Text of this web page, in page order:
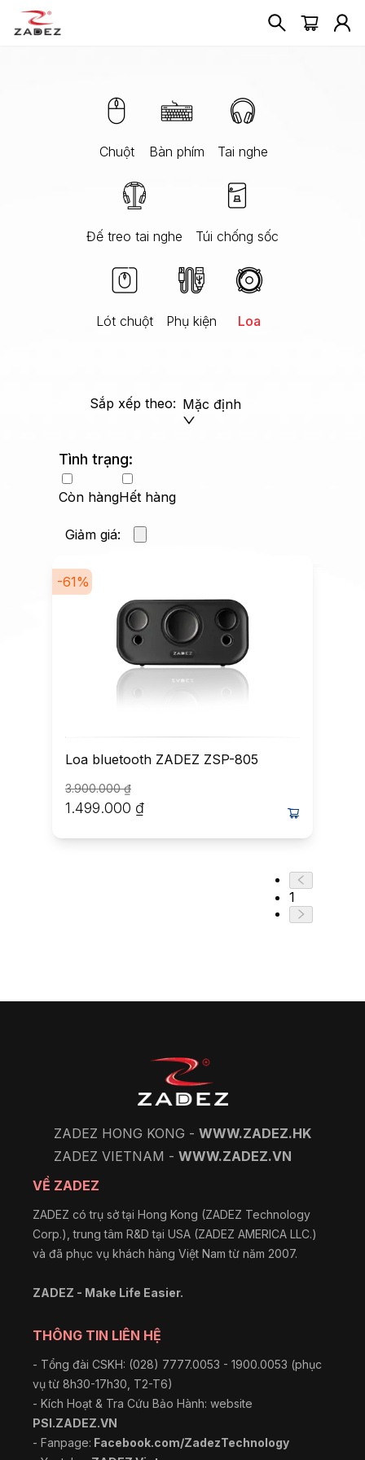
Chuột Bàn phím Tai nghe
Đế treo tai nghe Túi chống sốc
Lót chuột Phụ kiện Loa
Sắp xếp theo: Mặc định
Tình trạng:
Còn hàngHết hàng
Giảm giá:
-61%
Loa bluetooth ZADEZ ZSP-805
3.900.000₫
1.499.000 ₫
1
ZADEZ HONG KONG - WWW.ZADEZ.HK
ZADEZ VIETNAM - WWW.ZADEZ.VN
VỀ ZADEZ
ZADEZ có trụ sở tại Hong Kong (ZADEZ Technology
Corp.), trung tâm R&D tại USA (ZADEZ AMERICA LLC.)
và đã phục vụ khách hàng Việt Nam từ năm 2007.
ZADEZ - Make Life Easier.
THÔNG TIN LIÊN HỆ
- Tổng đài CSKH: (028) 7777.0053 - 1900.0053 (phục
vụ từ 8h30-17h30, T2-T6)
- Kích Hoạt & Tra Cứu Bảo Hành: website
PSI.ZADEZ.VN
- Fanpage: Facebook.com/ZadezTechnology